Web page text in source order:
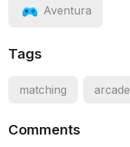
Aventura
Tags
matching arcade
Comments